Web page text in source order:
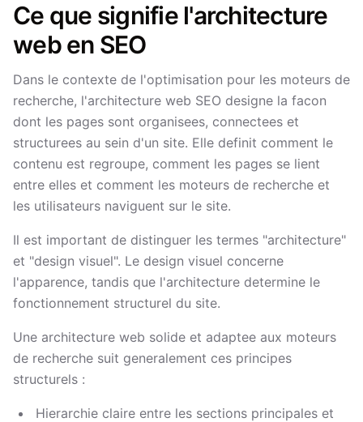
Ce que signifie l'architecture
web en SEO
Dans le contexte de l'optimisation pour les moteurs de
recherche, l'architecture web SEO designe la facon
dont les pages sont organisees, connectees et
structurees au sein d'un site. Elle definit comment le
contenu est regroupe, comment les pages se lient
entre elles et comment les moteurs de recherche et
les utilisateurs naviguent sur le site.
Il est important de distinguer les termes "architecture"
et "design visuel". Le design visuel concerne
l'apparence, tandis que l'architecture determine le
fonctionnement structurel du site.
Une architecture web solide et adaptee aux moteurs
de recherche suit generalement ces principes
structurels :
Hierarchie claire entre les sections principales et